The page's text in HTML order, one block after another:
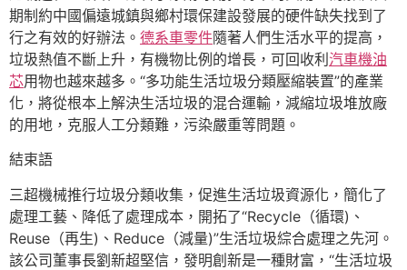
期制約中國偏遠城鎮與鄉村環保建設發展的硬件缺失找到了
行之有效的好辦法。 德系車零件隨著人們生活水平的提高，
垃圾熱值不斷上升，有機物比例的增長，可回收利汽車機油
芯用物也越來越多。“多功能生活垃圾分類壓縮裝置”的產業
化，將從根本上解決生活垃圾的混合運輸，減縮垃圾堆放廠
的用地，克服人工分類難，污染嚴重等問題。
結束語
三超機械推行垃圾分類收集，促進生活垃圾資源化，簡化了
處理工藝、降低了處理成本，開拓了“Recycle（循環)、
Reuse（再生)、Reduce（減量)”生活垃圾綜合處理之先河。
該公司董事長劉新超堅信，發明創新是一種財富，“生活垃圾